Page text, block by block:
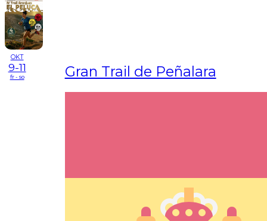
OKT
9-11
fr - so Gran Trail de Peñalara